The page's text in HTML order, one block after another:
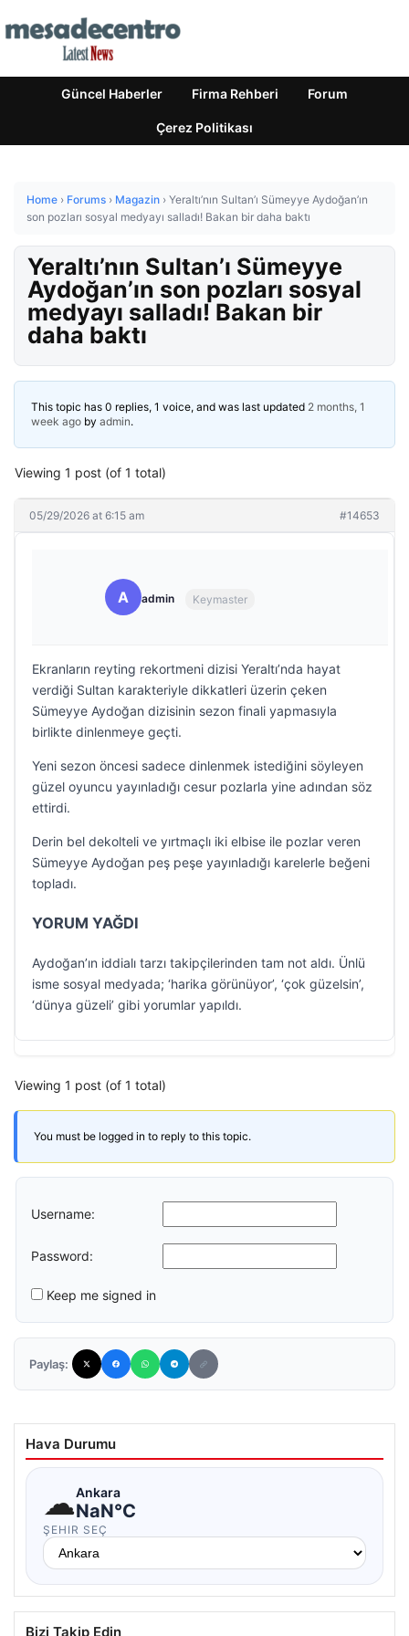
Güncel Haberler Firma Rehberi Forum
Çerez Politikası
Home › Forums › Magazin › Yeraltı’nın Sultan’ı Sümeyye Aydoğan’ın
son pozları sosyal medyayı salladı! Bakan bir daha baktı
Yeraltı’nın Sultan’ı Sümeyye
Aydoğan’ın son pozları sosyal
medyayı salladı! Bakan bir
daha baktı
This topic has 0 replies, 1 voice, and was last updated 2 months, 1
week ago by admin.
Viewing 1 post (of 1 total)
05/29/2026 at 6:15 am #14653
A admin Keymaster
Ekranların reyting rekortmeni dizisi Yeraltı’nda hayat
verdiği Sultan karakteriyle dikkatleri üzerin çeken
Sümeyye Aydoğan dizisinin sezon finali yapmasıyla
birlikte dinlenmeye geçti.
Yeni sezon öncesi sadece dinlenmek istediğini söyleyen
güzel oyuncu yayınladığı cesur pozlarla yine adından söz
ettirdi.
Derin bel dekolteli ve yırtmaçlı iki elbise ile pozlar veren
Sümeyye Aydoğan peş peşe yayınladığı karelerle beğeni
topladı.
YORUM YAĞDI
Aydoğan’ın iddialı tarzı takipçilerinden tam not aldı. Ünlü
isme sosyal medyada; ‘harika görünüyor’, ‘çok güzelsin’,
‘dünya güzeli’ gibi yorumlar yapıldı.
Viewing 1 post (of 1 total)
You must be logged in to reply to this topic.
Username:
Password:
Keep me signed in
Paylaş:
Hava Durumu
☁Ankara
NaN°C
ŞEHIR SEÇ
Bizi Takip Edin